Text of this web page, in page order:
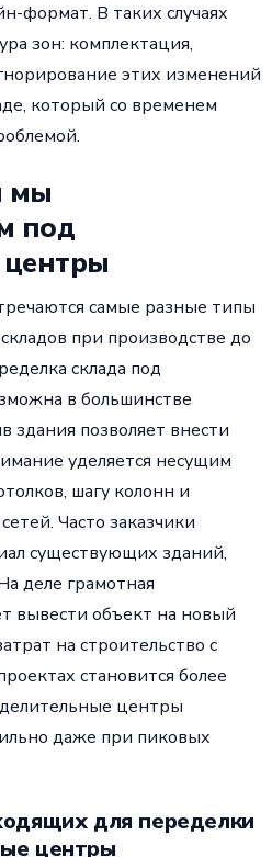
формат. В таких случаях
зон: комплектация,
этих изменений
который со временем
мы
под
центры
самые разные типы
при производстве до
склада под
в большинстве
здания позволяет внести
уделяется несущим
шагу колонн и
Часто заказчики
существующих зданий,
деле грамотная
вывести объект на новый
на строительство с
становится более
центры
даже при пиковых
для переделки
центры